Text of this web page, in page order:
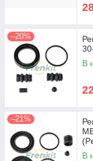
–20%
В
–21%
В